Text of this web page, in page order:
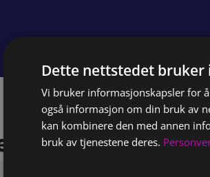
Dette nettstedet
Vi bruker informasjonskapsler for
også informasjon om din bruk av
kan kombinere den med annen
bruk av tjenestene deres.